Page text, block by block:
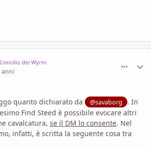
Concilio dei Wyrm
anni
quanto dichiarato da @savaborg
. In
Find Steed è possibile evocare altri
cavalcatura, se il DM lo consente. Nel
infatti, è scritta la seguente cosa tra